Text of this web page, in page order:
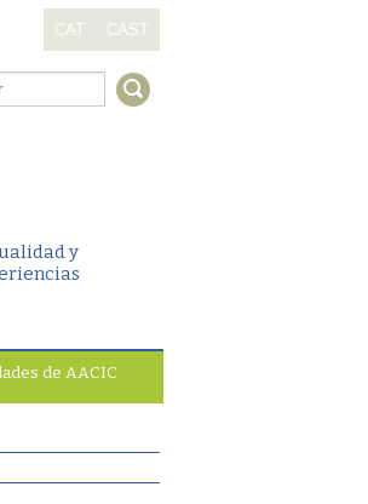
CAT CAST
y
de AACIC